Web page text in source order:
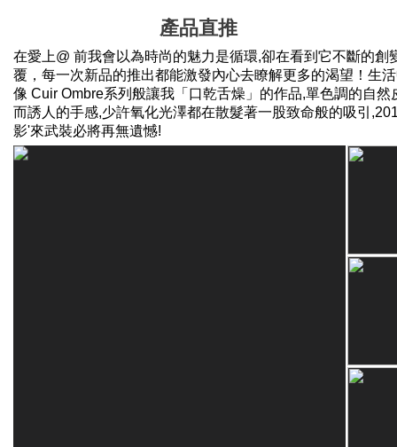
產品直推
在愛上@ 前我會以為時尚的魅力是循環,卻在看到它不斷的創
覆，每一次新品的推出都能激發內心去瞭解更多的渴望！生
像 Cuir Ombre系列般讓我「口乾舌燥」的作品,單色調的自然
而誘人的手感,少許氧化光澤都在散髮著一股致命般的吸引
影'來武裝必將再無遺憾!